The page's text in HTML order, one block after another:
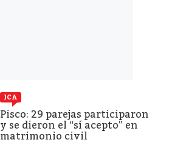
ICA
Pisco: 29 parejas participaron
y se dieron el “sí acepto” en
matrimonio civil